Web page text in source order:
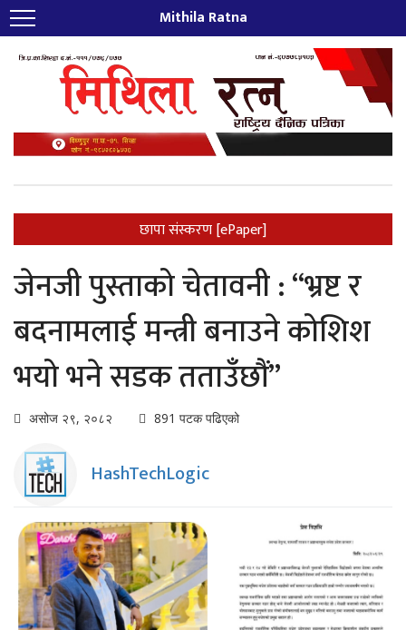
Mithila Ratna
छापा संस्करण [ePaper]
जेनजी पुस्ताको चेतावनी : “भ्रष्ट र
बदनामलाई मन्त्री बनाउने कोशिश
भयो भने सडक तताउँछौं”
असोज २९, २०८२ 891 पटक पढिएको
HashTechLogic